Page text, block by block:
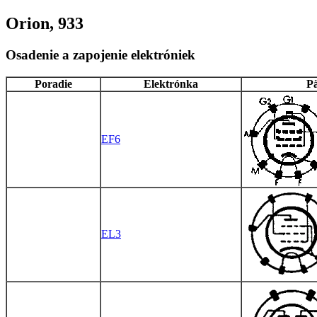
Orion, 933
Osadenie a zapojenie elektróniek
Poradie Elektrónka
EF6
EL3